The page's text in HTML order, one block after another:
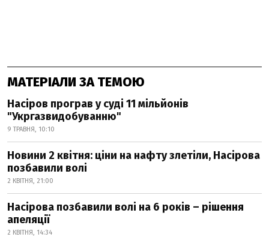
МАТЕРІАЛИ ЗА ТЕМОЮ
Насіров програв у суді 11 мільйонів
"Укргазвидобуванню"
9 ТРАВНЯ, 10:10
Новини 2 квітня: ціни на нафту злетіли, Насірова
позбавили волі
2 КВІТНЯ, 21:00
Насірова позбавили волі на 6 років – рішення
апеляції
2 КВІТНЯ, 14:34